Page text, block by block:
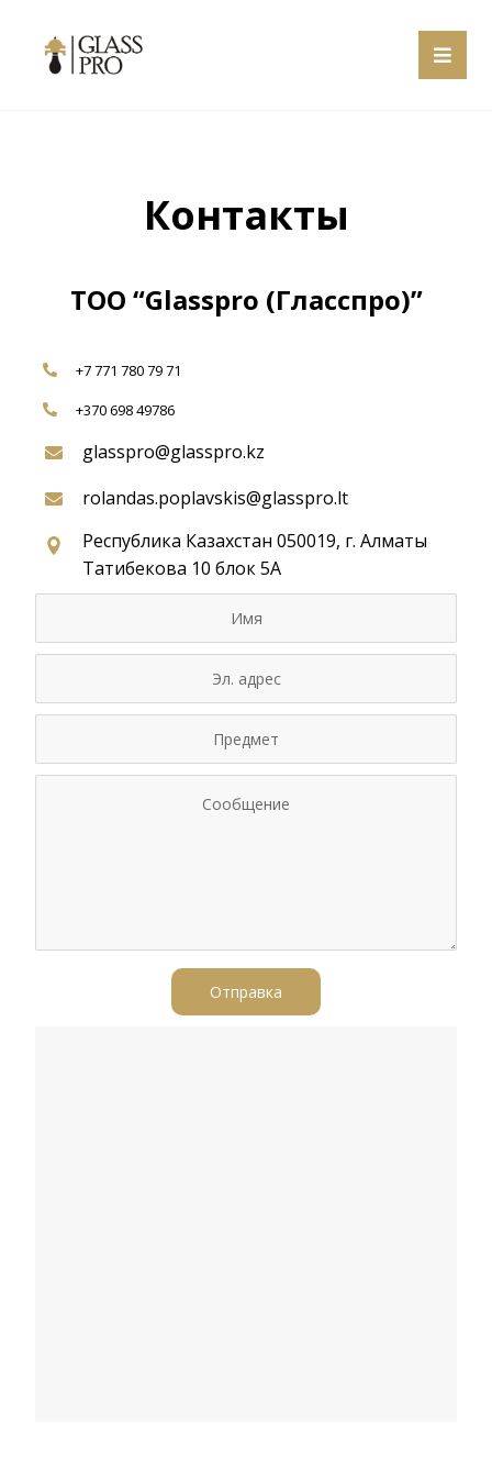
Контакты
ТОО “Glasspro (Гласспро)”
+7 771 780 79 71
+370 698 49786
glasspro@glasspro.kz
rolandas.poplavskis@glasspro.lt
Республика Казахстан 050019, г. Алматы
Татибекова 10 блок 5А
Отправка